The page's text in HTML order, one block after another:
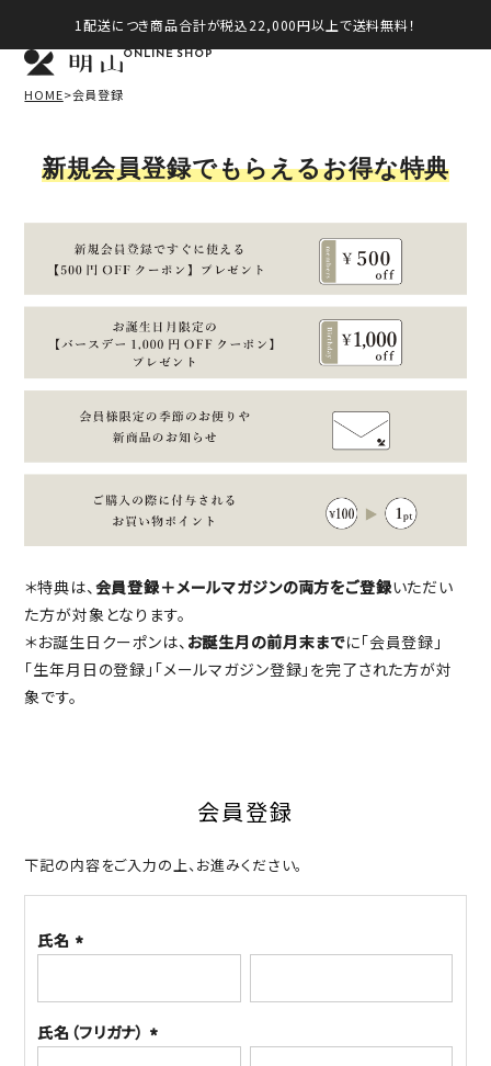
1配送につき商品合計が税込22,000円以上で送料無料！
ONLINE SHOP
HOME 会員登録
新規会員登録でもらえるお得な特典
＊特典は、会員登録＋メールマガジンの両方をご登録いただい
た方が対象となります。
＊お誕生日クーポンは、 お誕生月の前月末までに「会員登録」
「生年月日の登録」「メールマガジン登録」を完了された方が対
象です。
会員登録
下記の内容をご入力の上、お進みください。
氏名
須)
氏名（フリガナ）